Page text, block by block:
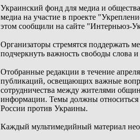
Украинский фонд для медиа и
медиа на участие в проекте
этом сообщили на сайте "Интерньюз-
Организаторы стремятся поддержать
подчеркнуть важность свободы слова
Отобранные редакции в течение
публикаций, освещающих важные
сотрудничества между жителями
информации. Темы должны
России против Украины.
Каждый мультимедийный материал